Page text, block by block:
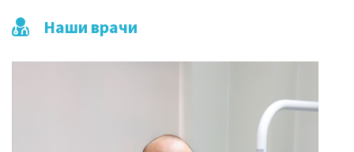
Наши врачи